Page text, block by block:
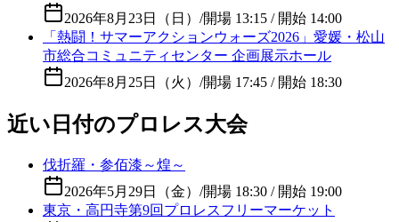
2026年8月23日（日） /開場 13:15 / 開始 14:00
「熱闘！サマーアクションウォーズ2026」愛媛・松山
市総合コミュニティセンター 企画展示ホール
2026年8月25日（火） /開場 17:45 / 開始 18:30
近い日付のプロレス大会
伐折羅・参佰漆～煌～
2026年5月29日（金） /開場 18:30 / 開始 19:00
東京・高円寺第9回プロレスフリーマーケット